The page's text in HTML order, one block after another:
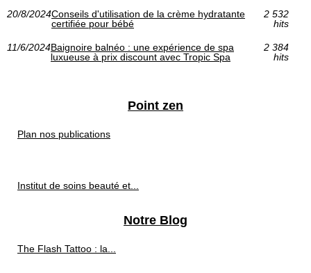
20/8/2024Conseils d'utilisation de la crème hydratante
certifiée pour bébé
2 532
hits
11/6/2024Baignoire balnéo : une expérience de spa
luxueuse à prix discount avec Tropic Spa
2 384
hits
Point zen
Plan nos publications
Institut de soins beauté et...
Notre Blog
The Flash Tattoo : la...